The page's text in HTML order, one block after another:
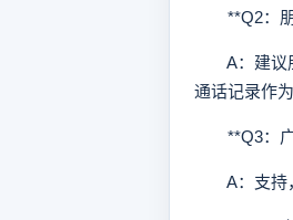
**Q2：朋
A：建议朋
通话记录作为
**Q3：广
A：支持，